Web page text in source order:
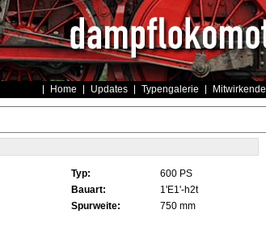
Home Updates Typengalerie Mitwirkende
Typ: 600 PS
Bauart: 1'E1'-h2t
Spurweite: 750 mm